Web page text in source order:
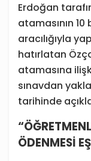
Erdoğan
atamasının
aracılığıyla
hatırlatan
atamasına
sınavdan
tarihinde
ÖDENMESİ